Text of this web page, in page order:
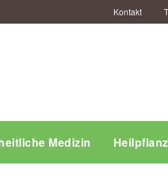
Kontakt
Medizin